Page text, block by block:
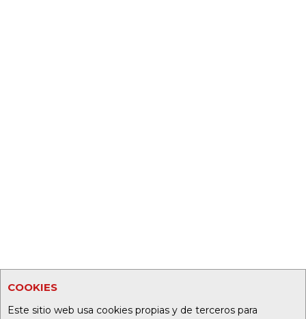
COOKIES
Este sitio web usa cookies propias y de terceros para